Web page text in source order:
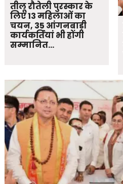
तीलू रौतेली पुरस्कार के
लिए 13 महिलाओं का
चयन, 35 आंगनबाड़ी
कार्यकर्तियां भी होंगी
सम्मानित…